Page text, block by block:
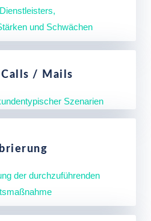
und Schwächen
/ Mails
Szenarien
der durchzuführenden